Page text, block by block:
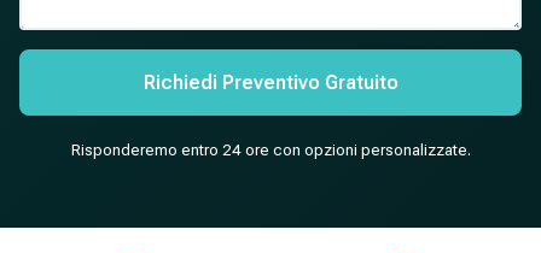
Richiedi Preventivo Gratuito
Risponderemo entro 24 ore con opzioni personalizzate.